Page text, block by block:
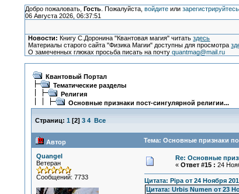
Добро пожаловать, Гость. Пожалуйста, войдитеили зарегистрируйтесь.
06 Августа 2026, 06:37:51
Новости: Книгу С.Доронина "Квантовая магия" читатьздесь
Материалы старого сайта "Физика Магии" доступны для просмотра
О замеченных глюках просьба писать на почтуquantmag@mail.ru
Квантовый Портал
Тематические разделы
Религия
Основные признаки пост-сингулярной религии...
Страниц: 1 [2] 3 4 Все
Автор Тема: Основные признаки
Quangel
Ветеран
Сообщений: 7733
Re: Основные
« Ответ #15 : 24
Цитата: Pipa от 24 Ноября
Цитата: Urbis Numen от 23